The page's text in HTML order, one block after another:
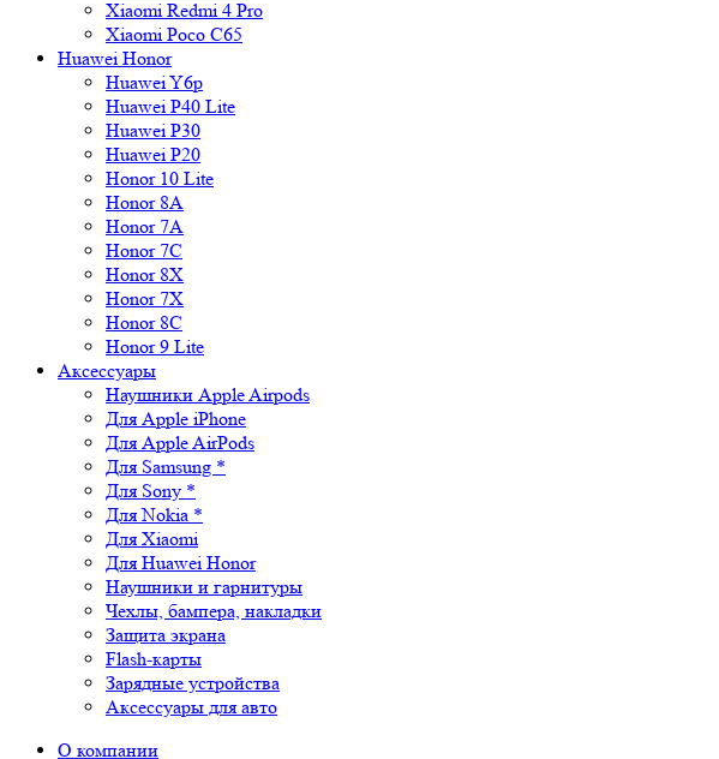
Xiaomi Redmi 4 Pro
Xiaomi Poco C65
Huawei Honor
Huawei Y6p
Huawei P40 Lite
Huawei P30
Huawei P20
Honor 10 Lite
Honor 8A
Honor 7A
Honor 7C
Honor 8X
Honor 7X
Honor 8C
Honor 9 Lite
Аксессуары
Наушники Apple Airpods
Для Apple iPhone
Для Apple AirPods
Для Samsung *
Для Sony *
Для Nokia *
Для Xiaomi
Для Huawei Honor
Наушники и гарнитуры
Чехлы, бампера, накладки
Защита экрана
Flash-карты
Зарядные устройства
Аксессуары для авто
О компании